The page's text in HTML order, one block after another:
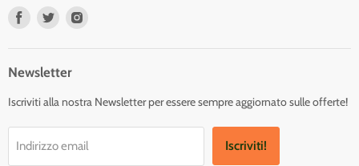
Trovaci
Trovaci
Newsletter
Iscriviti alla nostra Newsletter per essere sempre aggiornato sulle offerte!
Indirizzo email Iscriviti!